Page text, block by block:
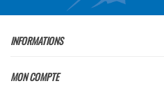
INFORMATIONS
MON COMPTE